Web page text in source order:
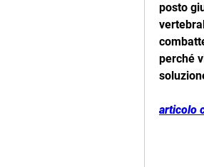
posto
perché
articolo